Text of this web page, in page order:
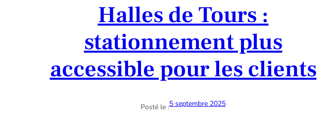
Halles de Tours :
stationnement plus
accessible pour les clients
Posté le :5 septembre 2025